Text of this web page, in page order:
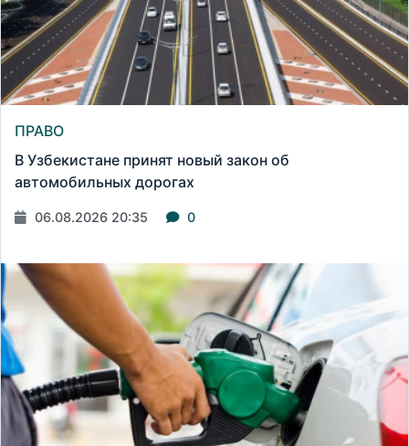
ПРАВО
В Узбекистане принят новый закон об
автомобильных дорогах
06.08.2026 20:35 0